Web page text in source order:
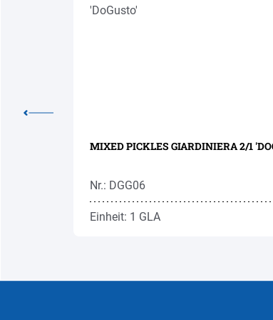
MIXED PICKLES GIARDINIERA 2/1
Nr.: DGG06
Einheit: 1 GLA